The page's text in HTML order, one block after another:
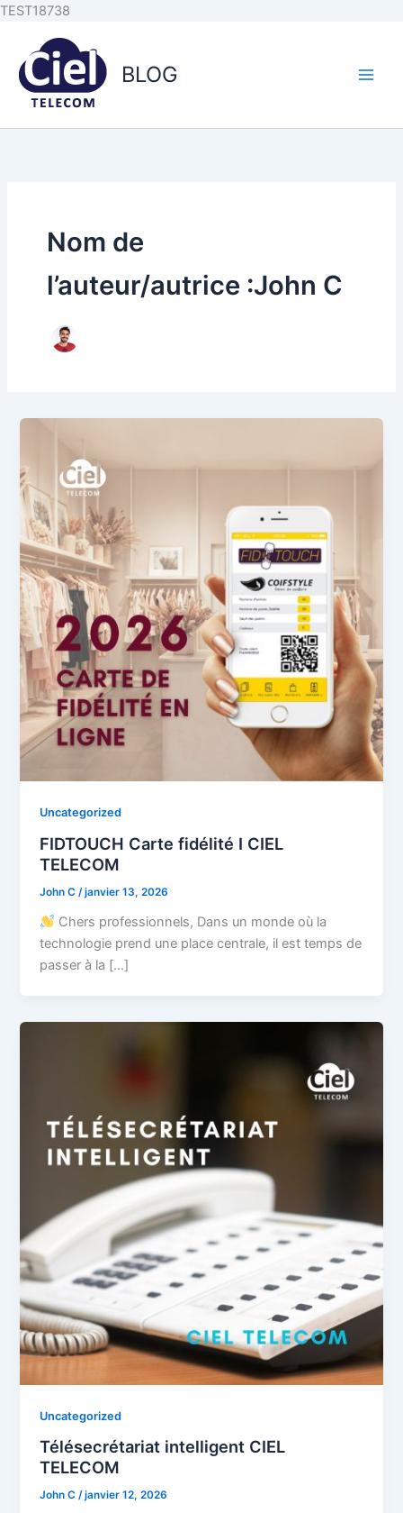
TEST18738
contenu
principal
Aller
contenu
BLOG
Nom de
l’auteur/autrice :John C
Uncategorized
FIDTOUCH Carte fidélité I CIEL
TELECOM
John C /janvier 13, 2026
Chers professionnels, Dans un monde où la
technologie prend une place centrale, il est temps de
passer à la […]
Uncategorized
Télésecrétariat intelligent CIEL
TELECOM
John C/janvier 12, 2026